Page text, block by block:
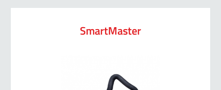
SmartMaster